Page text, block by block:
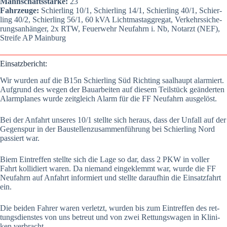
Fahr­zeu­ge: Schier­ling 10/1, Schier­ling 14/1, Schier­ling 40/1, Schier­
ling 40/2, Schier­ling 56/1, 60 kVA Licht­mast­ag­gre­gat, Ver­kehrs­si­che­
rungs­an­hän­ger, 2x RTW, Feu­er­wehr Neu­fahrn i. Nb, Not­arzt (NEF),
Strei­fe AP Main­burg
Ein­satz­be­richt:
Wir wur­den auf die B15n Schier­ling Süd Richt­ing saal­haupt alar­miert.
Auf­grund des wegen der Bau­ar­bei­ten auf die­sem Teil­stück geän­der­ten
Alarm­pla­nes wur­de zeit­gleich Alarm für die FF Neu­fahrn aus­ge­löst.
Bei der Anfahrt unse­res 10/1 stell­te sich her­aus, dass der Unfall auf der
Gegen­spur in der Bau­stel­len­zu­sam­men­füh­rung bei Schier­ling Nord
pas­siert war.
Biem Ein­tref­fen stell­te sich die Lage so dar, dass 2 PKW in vol­ler
Fahrt kol­li­diert waren. Da nie­mand ein­ge­klemmt war, wur­de die FF
Neu­fahrn auf Anfahrt infor­miert und stell­te dar­auf­hin die Ein­satz­fahrt
ein.
Die bei­den Fah­rer waren ver­letzt, wur­den bis zum Ein­tref­fen des ret­
tungs­diens­tes von uns betreut und von zwei Ret­tungs­wa­gen in Kli­ni­